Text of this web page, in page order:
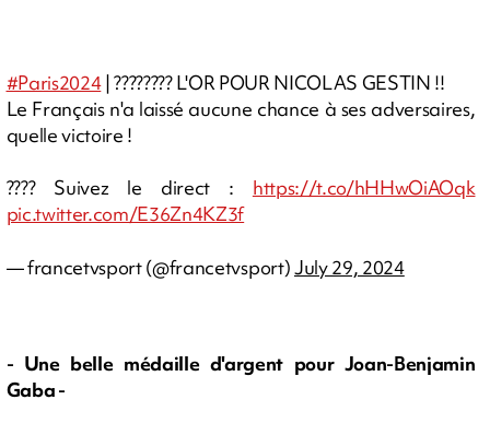
#Paris2024| ???????? L'OR POUR NICOLAS GESTIN !!
Le Français n'a laissé aucune chance à ses adversaires,
quelle victoire !
???? Suivez le direct : https://t.co/hHHwOiAOqk
pic.twitter.com/E36Zn4KZ3f
— francetvsport (@francetvsport)July 29, 2024
- Une belle médaille d'argent pour Joan-Benjamin
Gaba -